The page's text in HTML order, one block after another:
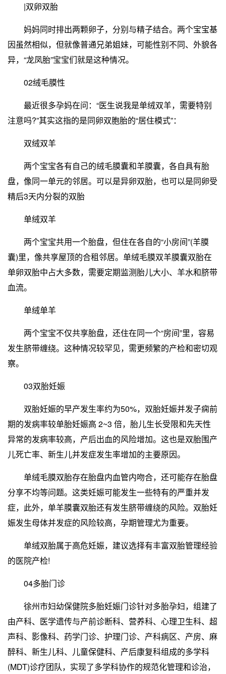
|双卵双胎
妈妈同时排出两颗卵子，分别与精子结合。两个宝宝基
因虽然相似，但就像普通兄弟姐妹，可能性别不同、外貌各
异，“龙凤胎”宝宝们就是这种情况。
02绒毛膜性
最近很多孕妈在问：“医生说我是单绒双羊，需要特别
注意吗?”其实这指的是同卵双胞胎的“居住模式”：
双绒双羊
两个宝宝各有自己的绒毛膜囊和羊膜囊，各自具有胎
盘，像同一单元的邻居。可以是异卵双胎，也可以是同卵受
精后3天内分裂的双胎
单绒双羊
两个宝宝共用一个胎盘，但住在各自的“小房间”(羊膜
囊)里，像共享屋顶的合租邻居。单绒毛膜双羊膜囊双胎在
单卵双胎中占大多数，需要定期监测胎儿大小、羊水和脐带
血流。
单绒单羊
两个宝宝不仅共享胎盘，还住在同一个“房间”里，容易
发生脐带缠绕。这种情况较罕见，需更频繁的产检和密切观
察。
03双胎妊娠
双胎妊娠的早产发生率约为50%，双胎妊娠并发子痫前
期的发病率较单胎妊娠高 2~3 倍，胎儿生长受限和先天性
异常的发病率较高，产后出血的风险增加。这也是双胎围产
儿死亡率、新生儿并发症发生率增加的主要原因。
单绒毛膜双胎存在胎盘内血管内吻合，还可能存在胎盘
分享不均等问题。这类妊娠可能发生一些特有的严重并发
症，此外，单羊膜囊双胎还有发生脐带缠绕的风险。双胎妊
娠发生母体并发症的风险较高，孕期管理尤为重要。
单绒双胎属于高危妊娠，建议选择有丰富双胎管理经验
的医院产检!
04多胎门诊
徐州市妇幼保健院多胎妊娠门诊针对多胎孕妇，组建了
由产科、医学遗传与产前诊断科、营养科、心理卫生科、超
声科、影像科、药学门诊、护理门诊、产科病区、产房、麻
醉科、新生儿科、儿童保健科、产后康复科组成的多学科
(MDT)诊疗团队，实现了多学科协作的规范化管理和诊治，